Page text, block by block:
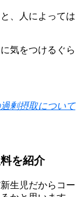
、人によっては
気をつけるぐら
剰摂取について
を紹介
生児だからコー